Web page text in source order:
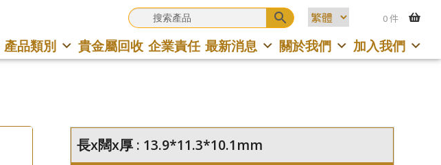
0 件
產品類別 貴金屬回收 企業責任 最新消息 關於我們 加入我們
長x闊x厚 : 13.9*11.3*10.1mm